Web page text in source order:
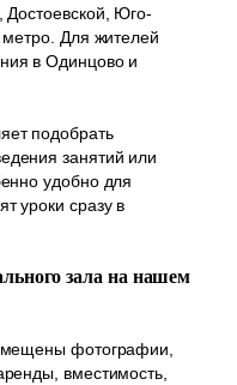
Достоевской, Юго-
метро. Для жителей
в Одинцово и
подобрать
занятий или
удобно для
уроки сразу в
зала на нашем
фотографии,
вместимость,